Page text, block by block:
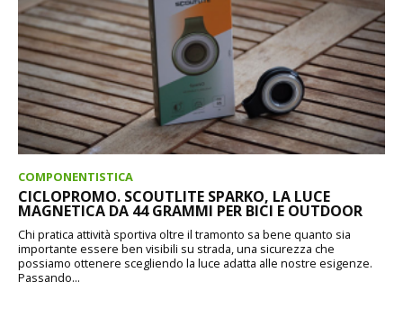
COMPONENTISTICA
CICLOPROMO. SCOUTLITE SPARKO, LA LUCE
MAGNETICA DA 44 GRAMMI PER BICI E OUTDOOR
Chi pratica attività sportiva oltre il tramonto sa bene quanto sia
importante essere ben visibili su strada, una sicurezza che
possiamo ottenere scegliendo la luce adatta alle nostre esigenze.
Passando...